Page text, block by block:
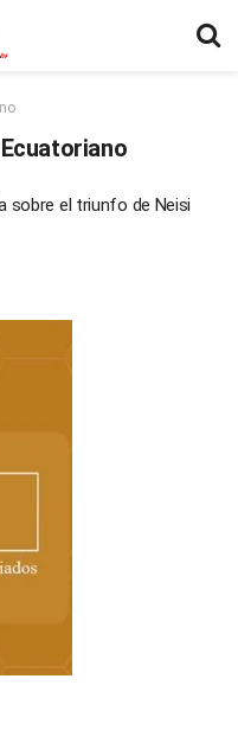
sobre el triunfo de Neisi